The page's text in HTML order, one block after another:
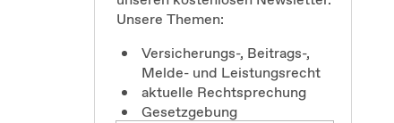
Unsere Themen:
Versicherungs-, Beitrags-,
Melde- und Leistungsrecht
aktuelle Rechtsprechung
Gesetzgebung